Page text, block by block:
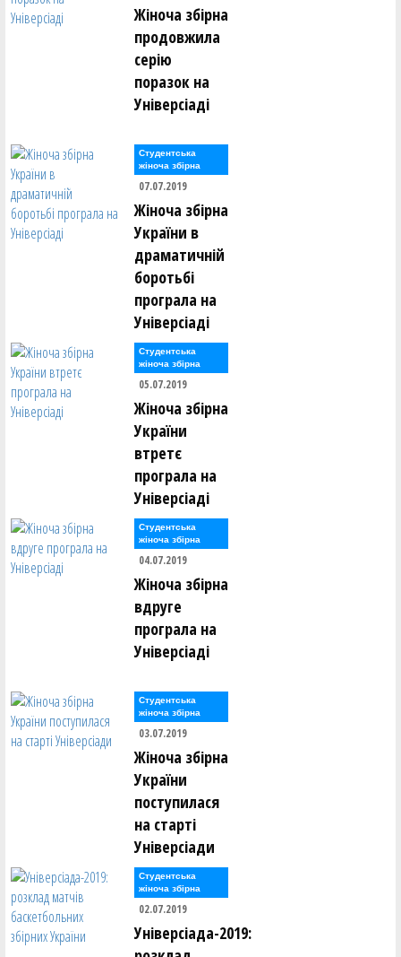
Жіноча збірна
продовжила
серію
поразок на
Універсіаді
Студентська
жіноча збірна
07.07.2019
Жіноча збірна
України в
драматичній
боротьбі
програла на
Універсіаді
Студентська
жіноча збірна
05.07.2019
Жіноча збірна
України
втретє
програла на
Універсіаді
Студентська
жіноча збірна
04.07.2019
Жіноча збірна
вдруге
програла на
Універсіаді
Студентська
жіноча збірна
03.07.2019
Жіноча збірна
України
поступилася
на старті
Універсіади
Студентська
жіноча збірна
02.07.2019
Універсіада-2019: